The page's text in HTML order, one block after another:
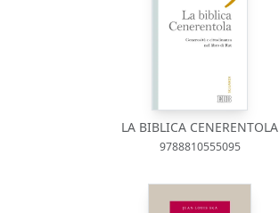
LA BIBLICA CENERENTOLA
9788810555095